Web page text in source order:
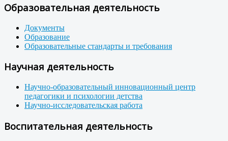
Образовательная деятельность
Документы
Образование
Образовательные стандарты и требования
Научная деятельность
Научно-образовательный инновационный центр
педагогики и психологии детства
Научно-исследовательская работа
Воспитательная деятельность